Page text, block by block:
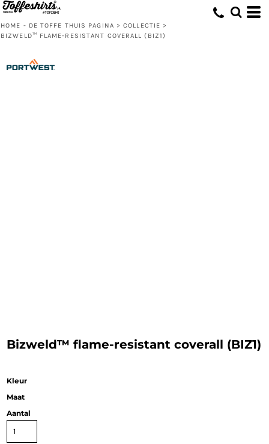
HOME - DE TOFFE THUIS PAGINA > COLLECTIE >
BIZWELD™ FLAME-RESISTANT COVERALL (BIZ1)
Bizweld™ flame-resistant coverall (BIZ1)
Kleur
Maat
Aantal